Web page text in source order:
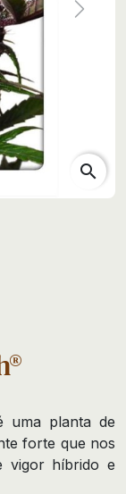
Next
search
uma planta de
forte que nos
vigor híbrido e